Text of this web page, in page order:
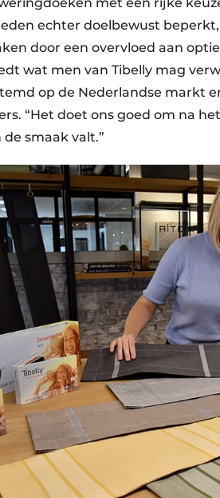
met een rijke
echter doelbewust
door een overvloed aan
wat men van Tibelly mag
op de Nederlandse markt
“Het doet ons goed om na
smaak valt.”